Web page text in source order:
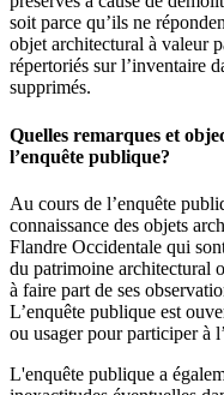
soit parce qu’ils ne
objet architectural à valeur
répertoriés sur l’inventaire
supprimés.
Quelles remarques et
l’enquête publique?
Au cours de l’enquête
connaissance des objets
Flandre Occidentale qui
du patrimoine architectural
à faire part de ses
L’enquête publique est
ou usager pour participer à
L'enquête publique a